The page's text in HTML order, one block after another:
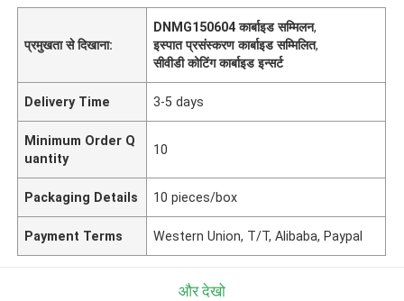
प्रमुखता से दिखाना:
DNMG150604 कार्बाइड सम्मिलन,
इस्पात प्रसंस्करण कार्बाइड सम्मिलित,
सीवीडी कोटिंग कार्बाइड इन्सर्ट
Delivery Time 3-5 days
Minimum Order Q
uantity
10
Packaging Details 10 pieces/box
Payment Terms Western Union, T/T, Alibaba, Paypal
और देखो